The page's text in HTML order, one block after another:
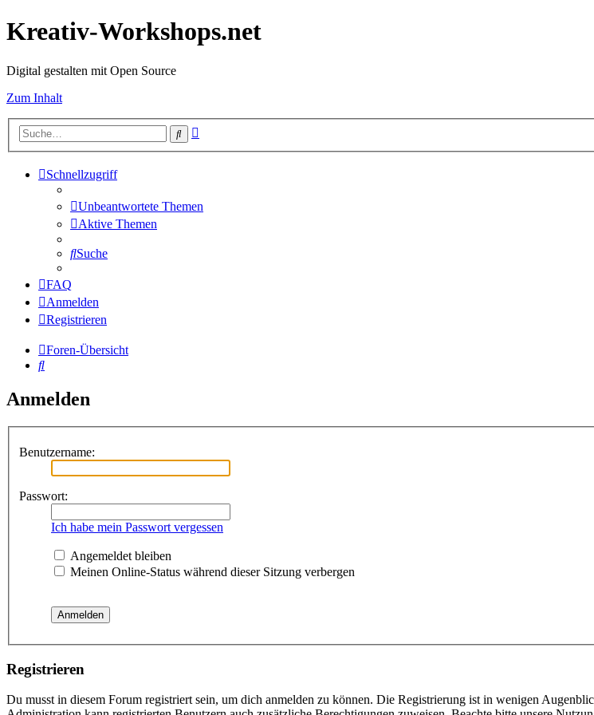
Kreativ-Workshops.net
Digital gestalten mit Open Source
Zum Inhalt
Suche
Schnellzugriff
Unbeantwortete Themen
Aktive Themen
Suche
FAQ
Anmelden
Registrieren
Foren-Übersicht
Suche
Anmelden
Benutzername:
Passwort:
Ich habe mein Passwort vergessen
Angemeldet bleiben
Meinen Online-Status während dieser Sitzung verbergen
Registrieren
Du musst in diesem Forum registriert sein, um dich anmelden zu können. Die Registrierung ist in wenigen